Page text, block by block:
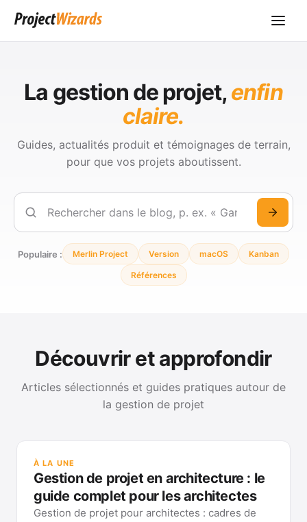
La gestion de projet,enfin
claire.
Guides, actualités produit et témoignages de terrain,
pour que vos projets aboutissent.
Rechercher
Populaire : Merlin Project Version macOS Kanban
Références
Découvrir et approfondir
Articles sélectionnés et guides pratiques autour de
la gestion de projet
À LA UNE
Gestion de projet en architecture : le
guide complet pour les architectes
Gestion de projet pour architectes : cadres de